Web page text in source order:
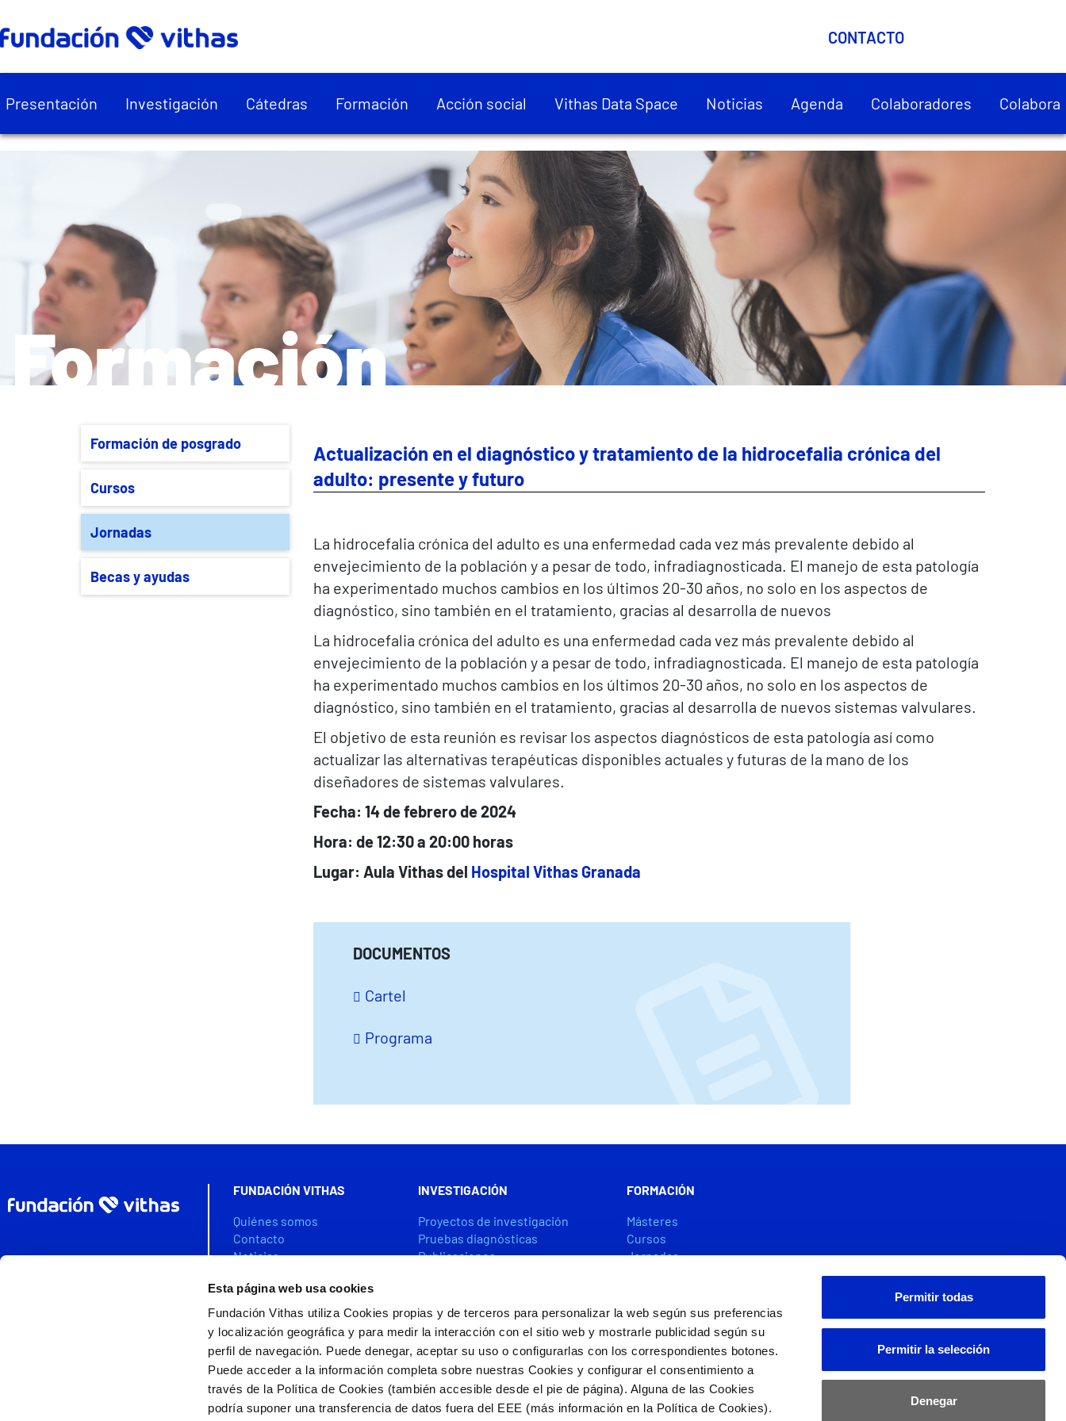
Esta página web usa cookies
Fundación Vithas utiliza Cookies propias y de terceros para personalizar la web según sus preferencias
y localización geográfica y para medir la interacción con el sitio web y mostrarle publicidad según su
perfil de navegación. Puede denegar, aceptar su uso o configurarlas con los correspondientes botones.
Puede acceder a la información completa sobre nuestras Cookies y configurar el consentimiento a
través de la Política de Cookies (también accesible desde el pie de página). Alguna de las Cookies
podría suponer una transferencia de datos fuera del EEE (más información en la Política de Cookies).
Permitir todas
Permitir la selección
Denegar
CONTACTO
Presentación Investigación Cátedras Formación Acción social Vithas Data Space Noticias Agenda Colaboradores Colabora
Formación
Formación de posgrado
Cursos
Jornadas
Becas y ayudas
Actualización en el diagnóstico y tratamiento de la hidrocefalia crónica del
adulto: presente y futuro
La hidrocefalia crónica del adulto es una enfermedad cada vez más prevalente debido al
envejecimiento de la población y a pesar de todo, infradiagnosticada. El manejo de esta patología
ha experimentado muchos cambios en los últimos 20-30 años, no solo en los aspectos de
diagnóstico, sino también en el tratamiento, gracias al desarrolla de nuevos
La hidrocefalia crónica del adulto es una enfermedad cada vez más prevalente debido al
envejecimiento de la población y a pesar de todo, infradiagnosticada. El manejo de esta patología
ha experimentado muchos cambios en los últimos 20-30 años, no solo en los aspectos de
diagnóstico, sino también en el tratamiento, gracias al desarrolla de nuevos sistemas valvulares.
El objetivo de esta reunión es revisar los aspectos diagnósticos de esta patología así como
actualizar las alternativas terapéuticas disponibles actuales y futuras de la mano de los
diseñadores de sistemas valvulares.
Fecha: 14 de febrero de 2024
Hora: de 12:30 a 20:00 horas
Lugar: Aula Vithas del Hospital Vithas Granada
DOCUMENTOS
Cartel
Programa
FUNDACIÓN VITHAS
Quiénes somos
Contacto
Noticias
Colabora
VITHAS DATA SPACE
INVESTIGACIÓN
Proyectos de investigación
Pruebas diagnósticas
Publicaciones
CÁTEDRAS
FORMACIÓN
Másteres
Cursos
Jornadas
ACCIÓN SOCIAL
Ayudas cofinanciadas por FEDER/FSE+